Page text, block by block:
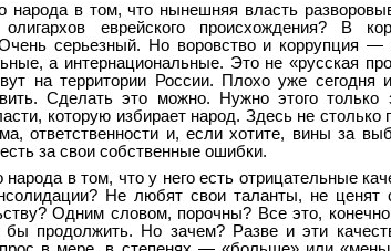
народа в том, что нынешняя власть
еврейского происхождения? В
серьезный. Но воровство и коррупция —
а интернациональные. Это не «русская
на территории России. Плохо уже
Сделать это можно. Нужно этого только
которую избирает народ. Здесь не столько
ответственности и, если хотите, вины за
за свои собственные ошибки.
в том, что у него есть отрицательные
Не любят свои таланты, не ценят
Одним словом, порочны? Все это,
продолжить. Но зачем? Разве и эти